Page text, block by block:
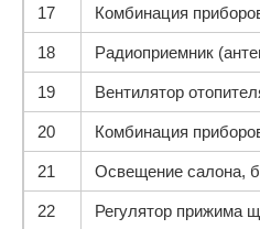
17 Комбинация
18 Радиоприемник
19 Вентилятор
20 Комбинация
21 Освещение салона,
22 Регулятор прижима